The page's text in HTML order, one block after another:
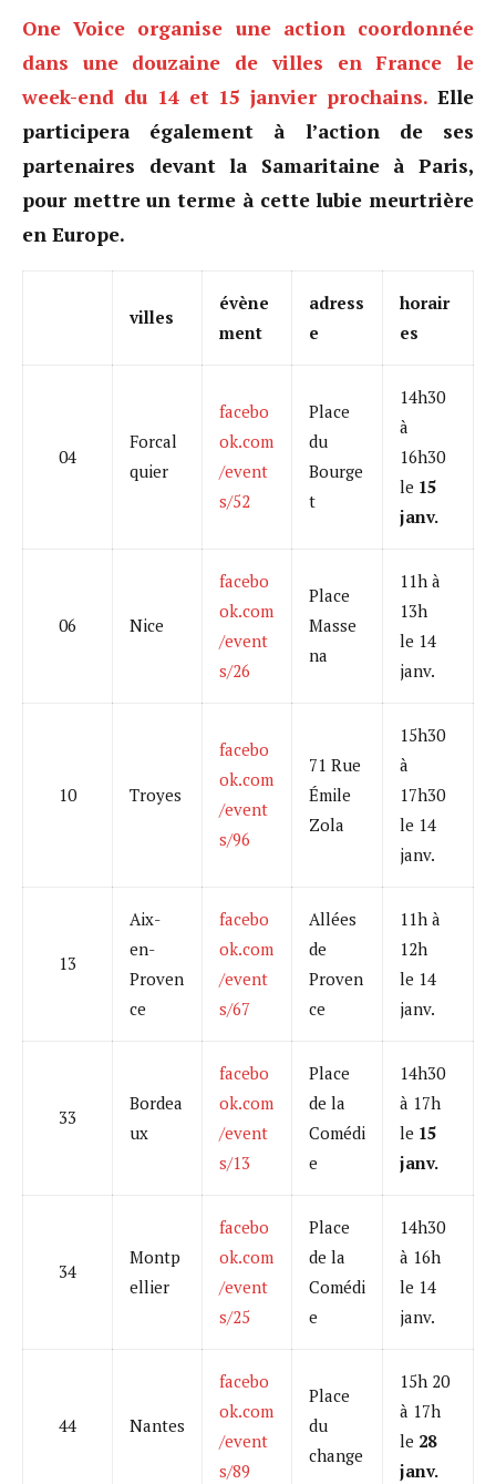
One Voice organise une action coordonnée
dans une douzaine de villes en France le
week-end du 14 et 15 janvier prochains. Elle
participera également à l’action de ses
partenaires devant la Samaritaine à Paris,
pour mettre un terme à cette lubie meurtrière
en Europe.
villes
évène
ment
adress
e
horair
es
04
Forcal
quier
facebo
ok.com
/event
s/52
Place
du
Bourge
t
14h30
à
16h30
le 15
janv.
06 Nice
facebo
ok.com
/event
s/26
Place
Masse
na
11h à
13h
le 14
janv.
10 Troyes
facebo
ok.com
/event
s/96
71 Rue
Émile
Zola
15h30
à
17h30
le 14
janv.
13
Aix-
en-
Proven
ce
facebo
ok.com
/event
s/67
Allées
de
Proven
ce
11h à
12h
le 14
janv.
33
Bordea
ux
facebo
ok.com
/event
s/13
Place
de la
Comédi
e
14h30
à 17h
le 15
janv.
34
Montp
ellier
facebo
ok.com
/event
s/25
Place
de la
Comédi
e
14h30
à 16h
le 14
janv.
44 Nantes
facebo
ok.com
/event
s/89
Place
du
change
15h 20
à 17h
le 28
janv.